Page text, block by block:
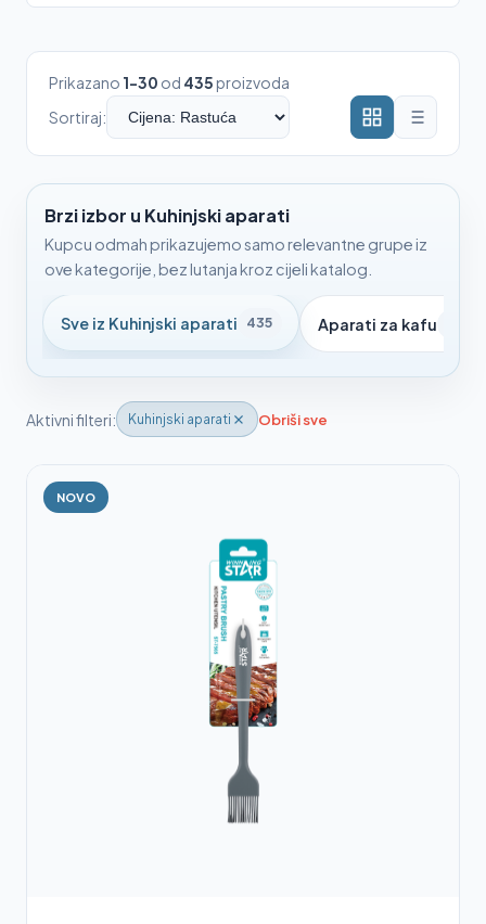
Prikazano 1-30 od 435proizvoda
Sortiraj:
Brzi izbor u Kuhinjski aparati
Kupcu odmah prikazujemo samo relevantne grupe iz
ove kategorije, bez lutanja kroz cijeli katalog.
Sve iz Kuhinjski aparati 435 Aparati za kafu
Aktivni filteri: Kuhinjski aparati Obriši sve
NOVO